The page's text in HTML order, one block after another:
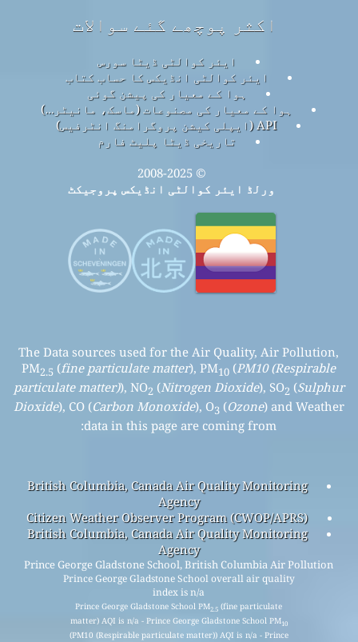
اکثر پوچھے گئے سوالات
ایئر کوالٹی ڈیٹا سورس
ایئر کوالٹی انڈیکس کا حساب کتاب
ہوا کے معیار کی پیشن گوئی
ہوا کے معیار کی مصنوعات (ماسک، مانیٹر…)
API (ایپلی کیشن پروگرامنگ انٹرفیس)
تاریخی ڈیٹا پلیٹ فارم
© 2008-2025
ورلڈ ایئر کوالٹی انڈیکس پروجیکٹ
The Data sources used for the Air Quality, Air Pollution,
PM2.5(fine particulate matter), PM10(PM10 (Respirable
particulate matter)), NO2 (Nitrogen Dioxide), SO2 (Sulphur
Dioxide), CO (Carbon Monoxide), O3 (Ozone ) and Weather
data in this page are coming from:
British Columbia, Canada Air Quality Monitoring
Agency
Citizen Weather Observer Program (CWOP/APRS)
British Columbia, Canada Air Quality Monitoring
Agency
Prince George Gladstone School, British Columbia Air Pollution
Prince George Gladstone School overall air quality
index is n/a
Prince George Gladstone School PM2.5(fine particulate
matter) AQI is n/a - Prince George Gladstone School PM10
(PM10 (Respirable particulate matter)) AQI is n/a - Prince